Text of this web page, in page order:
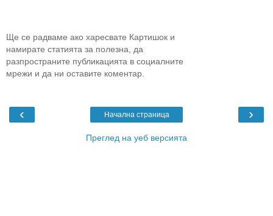
Ще се радваме ако харесвате Картишок и
намирате статията за полезна, да
разпространите публикацията в социалните
мрежи и да ни оставите коментар.
‹ ›
Начална страница
Преглед на уеб версията